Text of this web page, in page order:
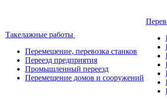
Такелажные работы
Перемещение, перевозка станков
Переезд предприятия
Промышленный переезд
Перемещение домов и сооружений